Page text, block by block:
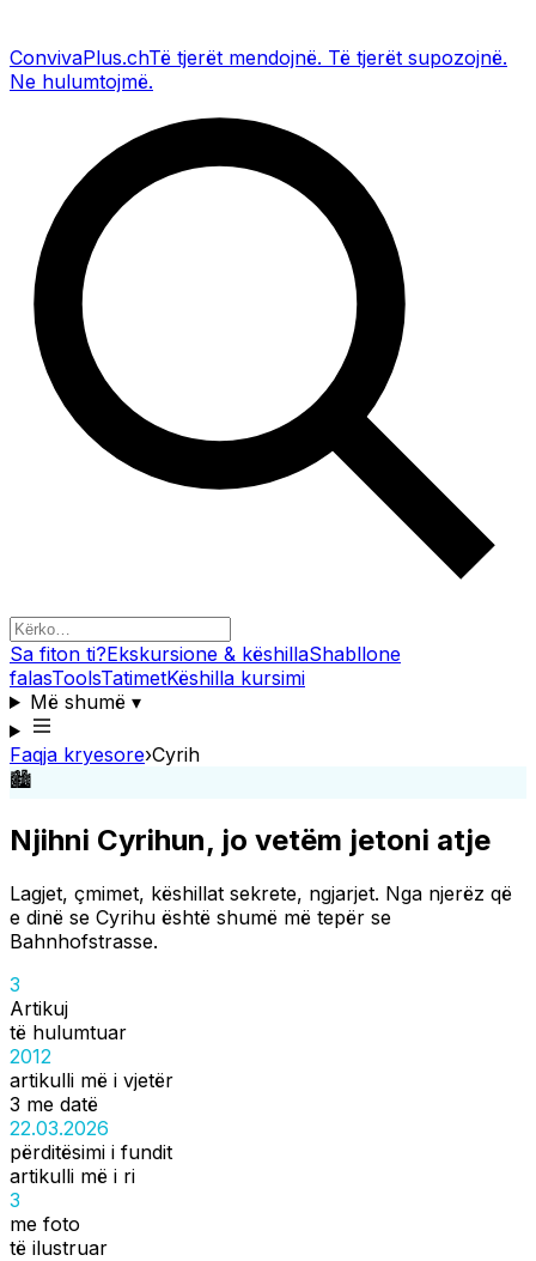
ConvivaPlus.chTë tjerët mendojnë. Të tjerët supozojnë.
Ne hulumtojmë.
Sa fiton ti?Ekskursione & këshillaShabllone
falasToolsTatimetKëshilla kursimi
Më shumë▾
Faqja kryesore›Cyrih
🏙️
Njihni Cyrihun, jo vetëm jetoni atje
Lagjet, çmimet, këshillat sekrete, ngjarjet. Nga njerëz që
e dinë se Cyrihu është shumë më tepër se
Bahnhofstrasse.
3
Artikuj
të hulumtuar
2012
artikulli më i vjetër
3 me datë
22.03.2026
përditësimi i fundit
artikulli më i ri
3
me foto
të ilustruar